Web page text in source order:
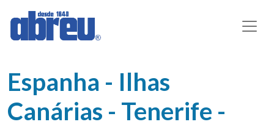
Espanha - Ilhas
Canárias - Tenerife -